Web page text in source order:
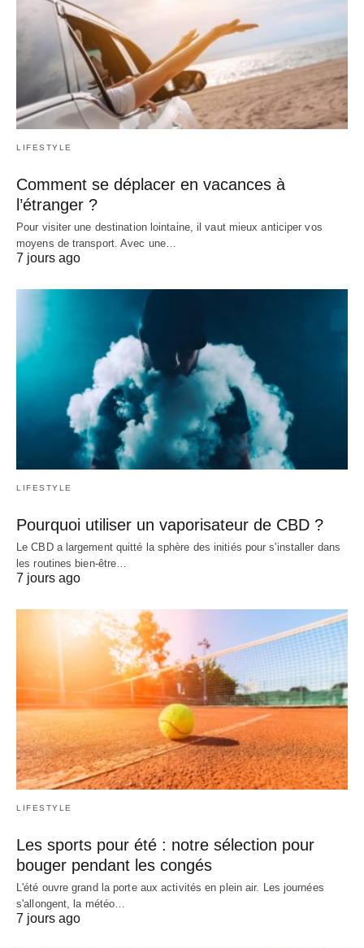
LIFESTYLE
Comment se déplacer en vacances à
l’étranger ?
Pour visiter une destination lointaine, il vaut mieux anticiper vos
moyens de transport. Avec une…
7 jours ago
LIFESTYLE
Pourquoi utiliser un vaporisateur de CBD ?
Le CBD a largement quitté la sphère des initiés pour s'installer dans
les routines bien-être…
7 jours ago
LIFESTYLE
Les sports pour été : notre sélection pour
bouger pendant les congés
L'été ouvre grand la porte aux activités en plein air. Les journées
s'allongent, la météo…
7 jours ago